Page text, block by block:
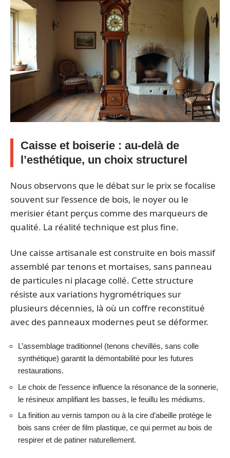
Caisse et boiserie : au-delà de
l’esthétique, un choix structurel
Nous observons que le débat sur le prix se focalise
souvent sur l’essence de bois, le noyer ou le
merisier étant perçus comme des marqueurs de
qualité. La réalité technique est plus fine.
Une caisse artisanale est construite en bois massif
assemblé par tenons et mortaises, sans panneau
de particules ni placage collé. Cette structure
résiste aux variations hygrométriques sur
plusieurs décennies, là où un coffre reconstitué
avec des panneaux modernes peut se déformer.
L’assemblage traditionnel (tenons chevillés, sans colle
synthétique) garantit la démontabilité pour les futures
restaurations.
Le choix de l’essence influence la résonance de la sonnerie,
le résineux amplifiant les basses, le feuillu les médiums.
La finition au vernis tampon ou à la cire d’abeille protège le
bois sans créer de film plastique, ce qui permet au bois de
respirer et de patiner naturellement.